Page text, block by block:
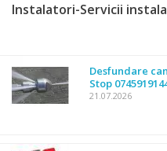
Instalatori-Servicii
Desfundare
Stop
21.07.2026